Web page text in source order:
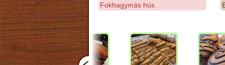
Fokhagymás hús